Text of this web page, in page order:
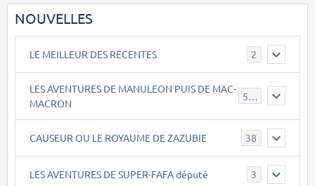
NOUVELLES
LE MEILLEUR DES RECENTES 2
LES AVENTURES DE MANULEON PUIS DE MAC-
MACRON
543
CAUSEUR OU LE ROYAUME DE ZAZUBIE 38
LES AVENTURES DE SUPER-FAFA député 3